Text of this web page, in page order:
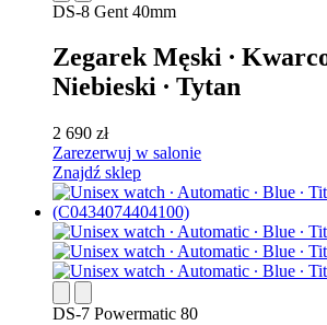
DS-8 Gent 40mm
Zegarek Męski ∙
Niebieski ∙ Tytan
2 690 zł
Zarezerwuj w salonie
Znajdź sklep
DS-7 Powermatic 80